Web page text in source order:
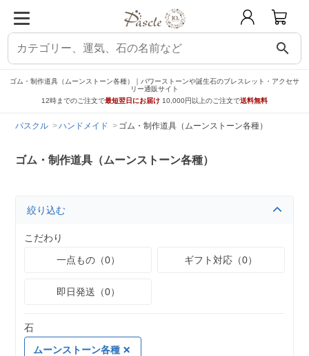
search
ゴム・制作道具（ムーンストーン各種）｜パワーストーンや誕生石のブレスレット・アクセサ
リー通販サイト
12時までのご注文で最短翌日にお届け 10,000円以上のご注文で送料無料
パスクル ハンドメイド ゴム・制作道具（ムーンストーン各種）
ゴム・制作道具（ムーンストーン各種）
絞り込む
こだわり
一点もの（0）
ギフト対応（0）
即日発送（0）
石
ムーンストーン各種